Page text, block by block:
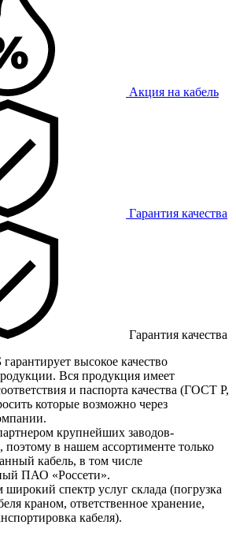
Акция на кабель
Гарантия качества
Гарантия качества
высокое качество
Вся продукция имеет
и паспорта качества (ГОСТ Р,
которые возможно через
крупнейших заводов-
поэтому в нашем ассортименте только
кабель, в том числе
ПАО «Россети».
широкий спектр услуг склада (погрузка
краном, ответственное хранение,
кабеля).